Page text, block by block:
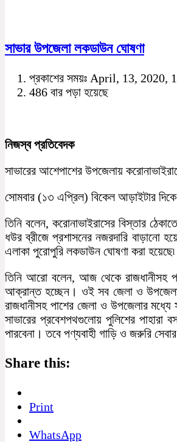
সাভার উপজেলা লকডাউন ঘোষণা
প্রকাশের সময়ঃ April, 13, 2020,
486 বার পড়া হয়েছে
নিজস্ব প্রতিবেদক
সাভারের আশেপাশের উপজেলায়
সোমবার (১৩ এপ্রিল) বিকেল আড়াইটার দিকে
তিনি বলেন, করোনাভাইরাসের বিস্তার
ধউর ব্রীজে প্রশাসনের নজরদারি বাড়ানো
এলাকা পুরোপুরি লকডাউন ঘোষণা করা হয়েছে৷
তিনি আরো বলেন, আজ থেকে রাজধানীসহ
আক্রান্ত হচ্ছেন। ওই সব জেলা ও
রাজধানীসহ পাশের জেলা ও উপজেলার
সাভারের প্রবেশপথগুলোয় পুলিশের
পারবেনা। তবে পণ্যবাহী গাড়ি ও জরুরি
Share this:
Print
WhatsApp